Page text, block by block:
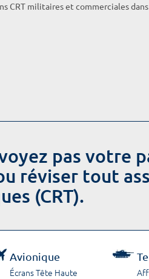
CRT militaires et commerciales
pas votre
réviser tout
(CRT).
Avionique
Écrans Tête Haute